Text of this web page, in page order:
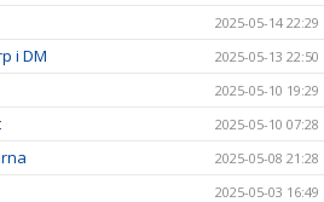
2025-05-14 22:29
i DM 2025-05-13 22:50
2025-05-10 19:29
2025-05-10 07:28
2025-05-08 21:28
2025-05-03 16:49